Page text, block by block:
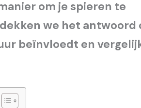
om je spieren te
we het antwoord
beïnvloedt en